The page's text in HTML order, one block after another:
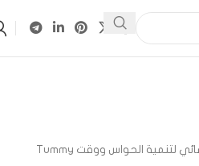
بساط مائي للأطفال Baby Slapped Pad – بساط لعب مائي لتنمية الحواس ووقت Tummy